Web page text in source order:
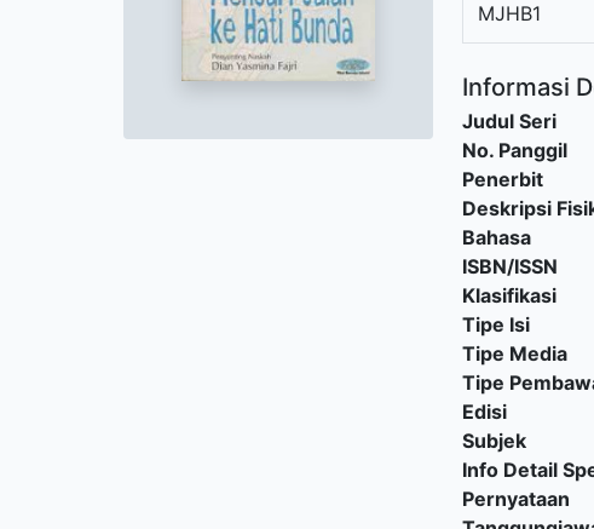
MJHB1
Informasi
Judul Seri
No. Panggil
Penerbit
Deskripsi
Bahasa
ISBN/ISSN
Klasifikasi
Tipe Isi
Tipe Media
Tipe
Edisi
Subjek
Info Detail
Pernyataan